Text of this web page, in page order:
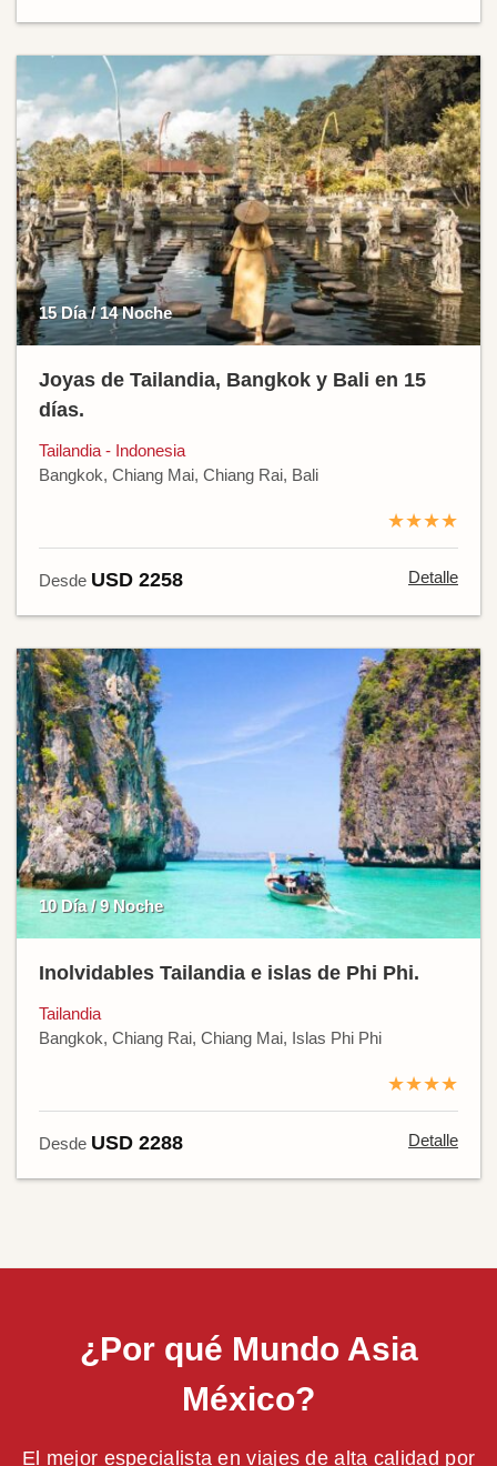
15 Día / 14 Noche
Joyas de Tailandia, Bangkok y Bali en 15
días.
Tailandia - Indonesia
Bangkok, Chiang Mai, Chiang Rai, Bali
★★★★
Desde USD 2258 Detalle
10 Día / 9 Noche
Inolvidables Tailandia e islas de Phi Phi.
Tailandia
Bangkok, Chiang Rai, Chiang Mai, Islas Phi Phi
★★★★
Desde USD 2288 Detalle
¿Por qué Mundo Asia
México?
El mejor especialista en viajes de alta calidad por